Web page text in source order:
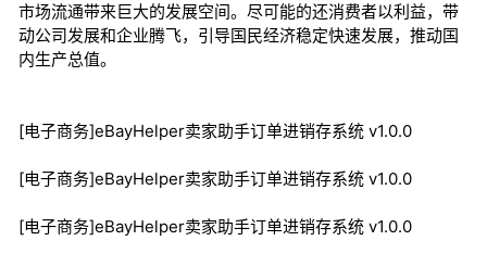
市场流通带来巨大的发展空间。尽可能的还消费者以利益，带
动公司发展和企业腾飞，引导国民经济稳定快速发展，推动国
内生产总值。
[电子商务]eBayHelper卖家助手订单进销存系统 v1.0.0
[电子商务]eBayHelper卖家助手订单进销存系统 v1.0.0
[电子商务]eBayHelper卖家助手订单进销存系统 v1.0.0